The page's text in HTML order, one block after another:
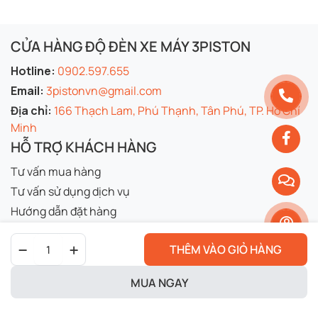
CB650F
THÊM VÀO GIỎ HÀNG
MUA NGAY
CỬA HÀNG ĐỘ ĐÈN XE MÁY 3PISTON
Hotline: 0902.597.655
Email: 3pistonvn@gmail.com
Địa chỉ: 166 Thạch Lam, Phú Thạnh, Tân Phú, TP. Hồ Chí
Minh
HỖ TRỢ KHÁCH HÀNG
Tư vấn mua hàng
Tư vấn sử dụng dịch vụ
Hướng dẫn đặt hàng
Hướng dẫn thanh toán
FACEBOOK